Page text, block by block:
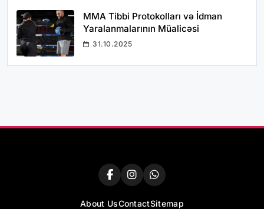
MMA Tibbi Protokolları və İdman
Yaralanmalarının Müalicəsi
31.10.2025
About UsContactSitemap